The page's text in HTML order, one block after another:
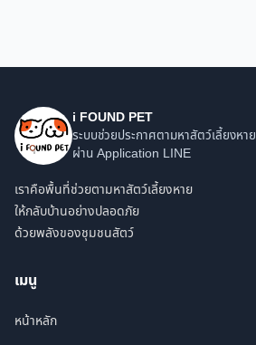
i FOUND PET
ระบบช่วยประกาศตามหาสัตว์เลี้ยงหาย
ผ่าน Application LINE
เราคือพื้นที่ช่วยตามหาสัตว์เลี้ยงหาย
ให้กลับบ้านอย่างปลอดภัย
ด้วยพลังของชุมชนสัตว์
เมนู
หน้าหลัก